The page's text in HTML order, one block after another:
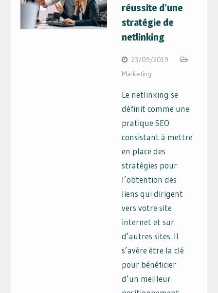
réussite d’une
stratégie de
netlinking
23/09/2019
Marketing
Le netlinking se
définit comme une
pratique SEO
consistant à mettre
en place des
stratégies pour
l’obtention des
liens qui dirigent
vers votre site
internet et sur
d’autres sites. Il
s’avère être la clé
pour bénéficier
d’un meilleur